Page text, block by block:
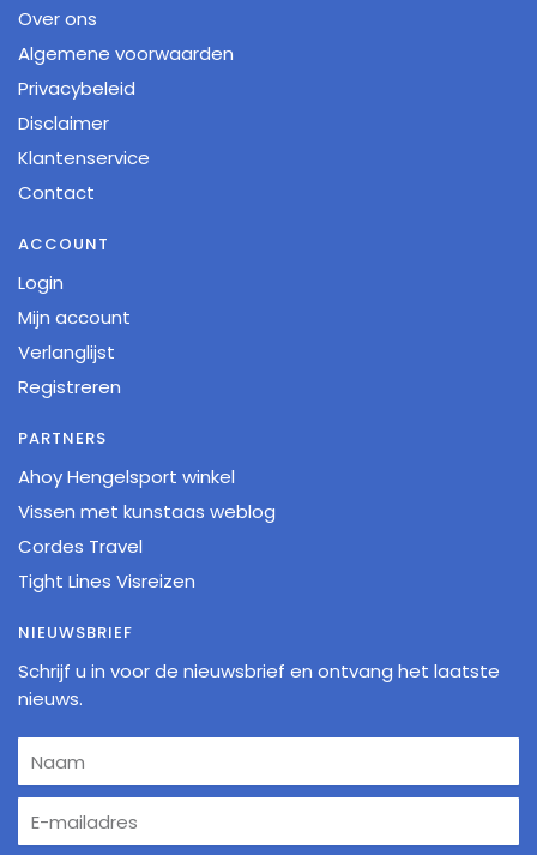
Over ons
Algemene voorwaarden
Privacybeleid
Disclaimer
Klantenservice
Contact
ACCOUNT
Login
Mijn account
Verlanglijst
Registreren
PARTNERS
Ahoy Hengelsport winkel
Vissen met kunstaas weblog
Cordes Travel
Tight Lines Visreizen
NIEUWSBRIEF
Schrijf u in voor de nieuwsbrief en ontvang het laatste
nieuws.